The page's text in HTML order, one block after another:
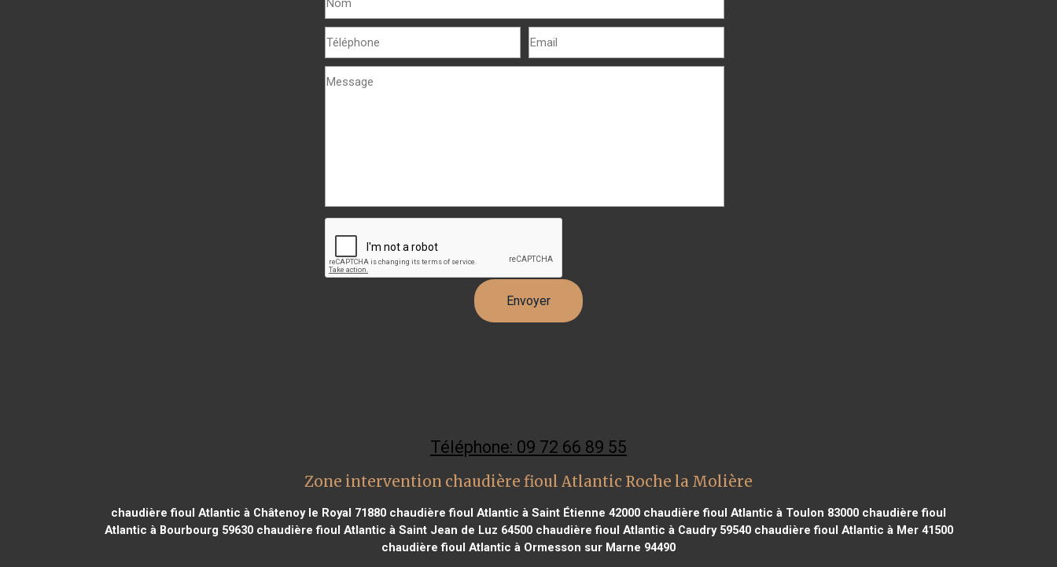
Téléphone: 09 72 66 89 55
Zone intervention chaudière fioul Atlantic Roche la Molière
chaudière fioul Atlantic à Châtenoy le Royal 71880 chaudière fioul Atlantic à Saint Étienne 42000 chaudière fioul Atlantic à Toulon 83000 chaudière fioul
Atlantic à Bourbourg 59630chaudière fioul Atlantic à Saint Jean de Luz 64500chaudière fioul Atlantic à Caudry 59540chaudière fioul Atlantic à Mer 41500
chaudière fioul Atlantic à Ormesson sur Marne 94490